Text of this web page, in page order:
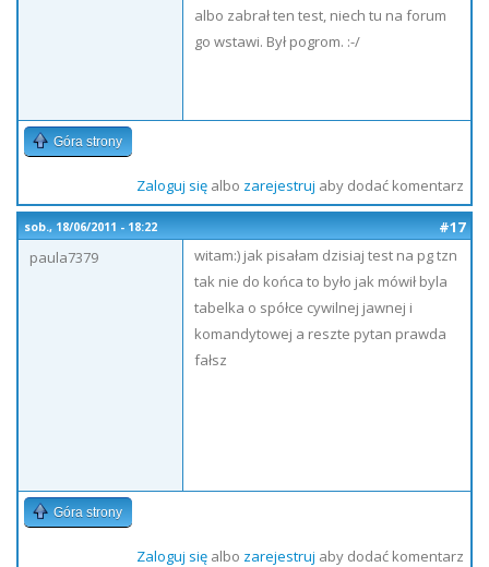
albo zabrał ten test, niech tu na forum
go wstawi. Był pogrom. :-/
Góra strony
Zaloguj sięalbo zarejestruj aby dodać komentarz
sob., 18/06/2011 - 18:22
#17
paula7379
witam:) jak pisałam dzisiaj test na pg tzn
tak nie do końca to było jak mówił byla
tabelka o spółce cywilnej jawnej i
komandytowej a reszte pytan prawda
fałsz
Góra strony
Zaloguj sięalbo zarejestruj aby dodać komentarz